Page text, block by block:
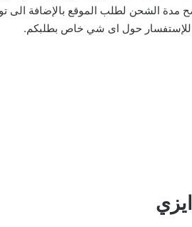
مدة الشحن لطلب الموقع بالإضافة الى
للإستفسار حول اى شي خاص بطلبكم.